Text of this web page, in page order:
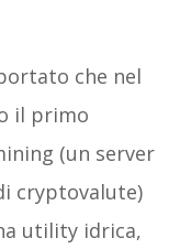
che nel
il primo
(un server
cryptovalute)
utility idrica,